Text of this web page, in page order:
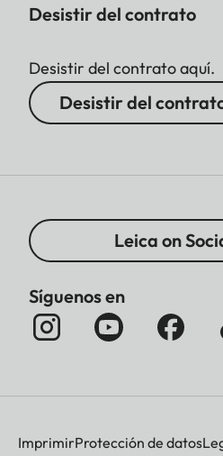
Desistir del contrato
Desistir del contrato aquí.
Desistir del
Leica on
Síguenos en
ImprimirProtección de datos